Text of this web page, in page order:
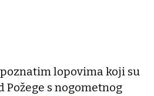
lopovima koji su
s nogometnog